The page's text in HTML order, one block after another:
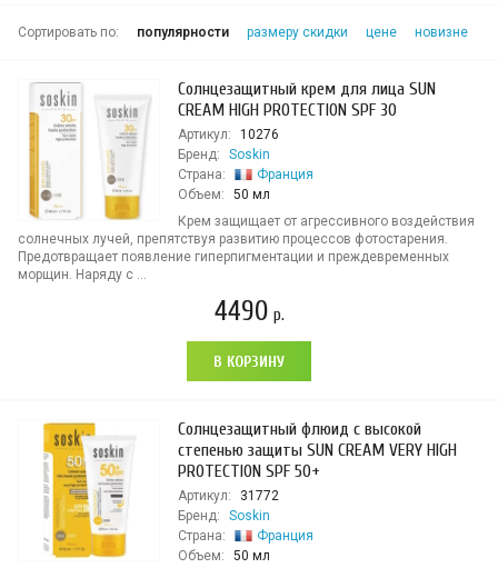
Сортировать по: популярности размеру скидки цене новизне
Солнцезащитный крем для лица SUN
CREAM HIGH PROTECTION SPF 30
Артикул:
10276
Бренд:
Soskin
Страна:
Франция
Объем:
50 мл
Крем защищает от агрессивного воздействия
солнечных лучей, препятствуя развитию процессов фотостарения.
Предотвращает появление гиперпигментации и преждевременных
морщин. Наряду с ...
4490 р.
В КОРЗИНУ
Солнцезащитный флюид с высокой
степенью защиты SUN CREAM VERY HIGH
PROTECTION SPF 50+
Артикул:
31772
Бренд:
Soskin
Страна:
Франция
Объем:
50 мл